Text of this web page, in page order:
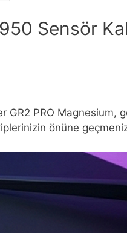
Sensör
PRO Magnesium,
önüne